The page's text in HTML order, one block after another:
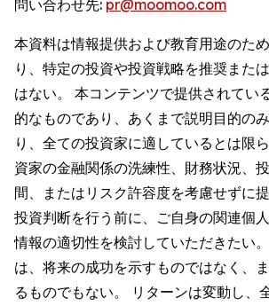
問い合わせ先: pr@moomoo.com
本資料は情報提供および教育用途のた
り、特定の投資や投資戦略を推奨また
はない。 本コンテンツで提供されてい
的なものであり、あくまで説明目的の
り、全ての投資家に適しているとは限
資家の金融関係の洗練性、財務状況、
間、またはリスク許容度を考慮せずに提
投資判断を行う前に、ご自身の関連個
情報の適切性を検討していただきたい
は、将来の成功を示すものではなく、
るものでもない。 リターンは変動し、